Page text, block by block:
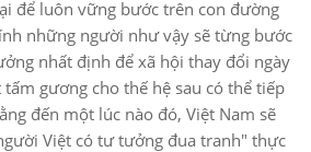
để luôn vững bước trên con đường
những người như vậy sẽ từng bước
nhất định để xã hội thay đổi ngày
gương cho thế hệ sau có thể tiếp
đến một lúc nào đó, Việt Nam sẽ
Việt có tư tưởng đua tranh" thực